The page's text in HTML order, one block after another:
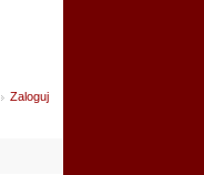
Zaloguj